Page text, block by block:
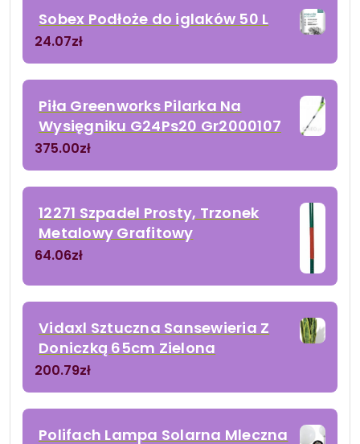
Sobex Podłoże do iglaków 50 L
24.07zł
Piła Greenworks Pilarka Na
Wysięgniku G24Ps20 Gr2000107
375.00zł
12271 Szpadel Prosty, Trzonek
Metalowy Grafitowy
64.06zł
Vidaxl Sztuczna Sansewieria Z
Doniczką 65cm Zielona
200.79zł
Polifach Lampa Solarna Mleczna